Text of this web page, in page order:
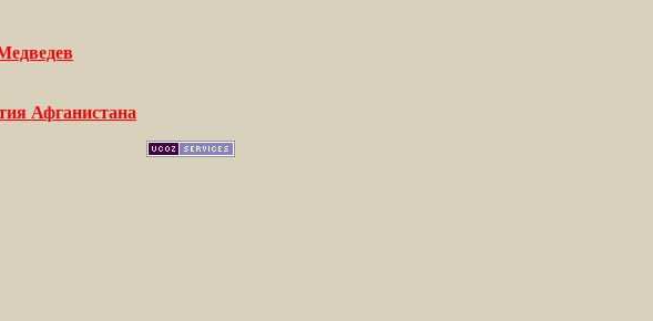
Афганистана